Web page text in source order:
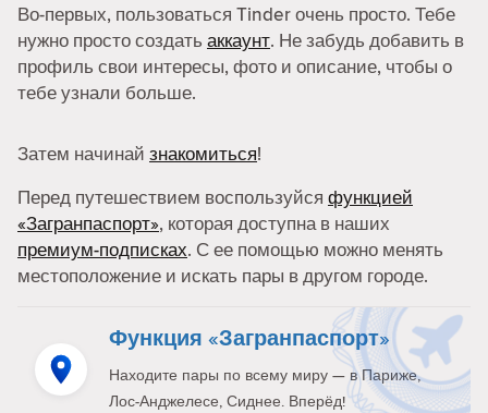
Во-первых, пользоваться Tinder очень просто. Тебе
нужно просто создать аккаунт. Не забудь добавить в
профиль свои интересы, фото и описание, чтобы о
тебе узнали больше.
Затем начинай знакомиться!
Перед путешествием воспользуйся функцией
«Загранпаспорт», которая доступна в наших
премиум-подписках. С ее помощью можно менять
местоположение и искать пары в другом городе.
Функция «Загранпаспорт»
Находите пары по всему миру — в Париже,
Лос-Анджелесе, Сиднее. Вперёд!